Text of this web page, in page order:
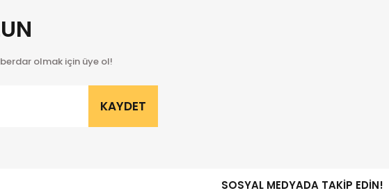
olmak için üye ol!
KAYDET
SOSYAL MEDYADA TAKİP EDİN!